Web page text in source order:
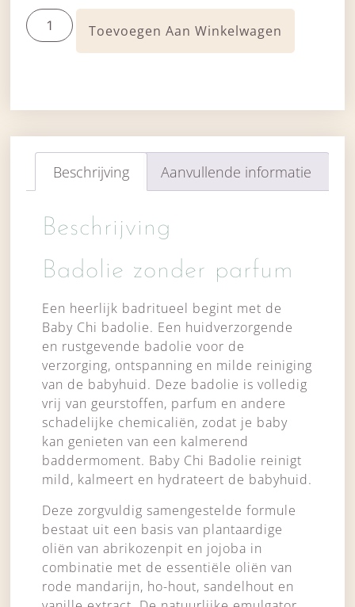
Toevoegen Aan Winkelwagen
Beschrijving Aanvullende informatie
Beschrijving
Badolie zonder parfum
Een heerlijk badritueel begint met de
Baby Chi badolie. Een huidverzorgende
en rustgevende badolie voor de
verzorging, ontspanning en milde reiniging
van de babyhuid. Deze badolie is volledig
vrij van geurstoffen, parfum en andere
schadelijke chemicaliën, zodat je baby
kan genieten van een kalmerend
baddermoment. Baby Chi Badolie reinigt
mild, kalmeert en hydrateert de babyhuid.
Deze zorgvuldig samengestelde formule
bestaat uit een basis van plantaardige
oliën van abrikozenpit en jojoba in
combinatie met de essentiële oliën van
rode mandarijn, ho-hout, sandelhout en